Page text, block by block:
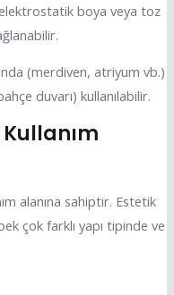
elektrostatik boya veya toz
(merdiven, atriyum vb.)
duvarı) kullanılabilir.
alanına sahiptir. Estetik
çok farklı yapı tipinde ve